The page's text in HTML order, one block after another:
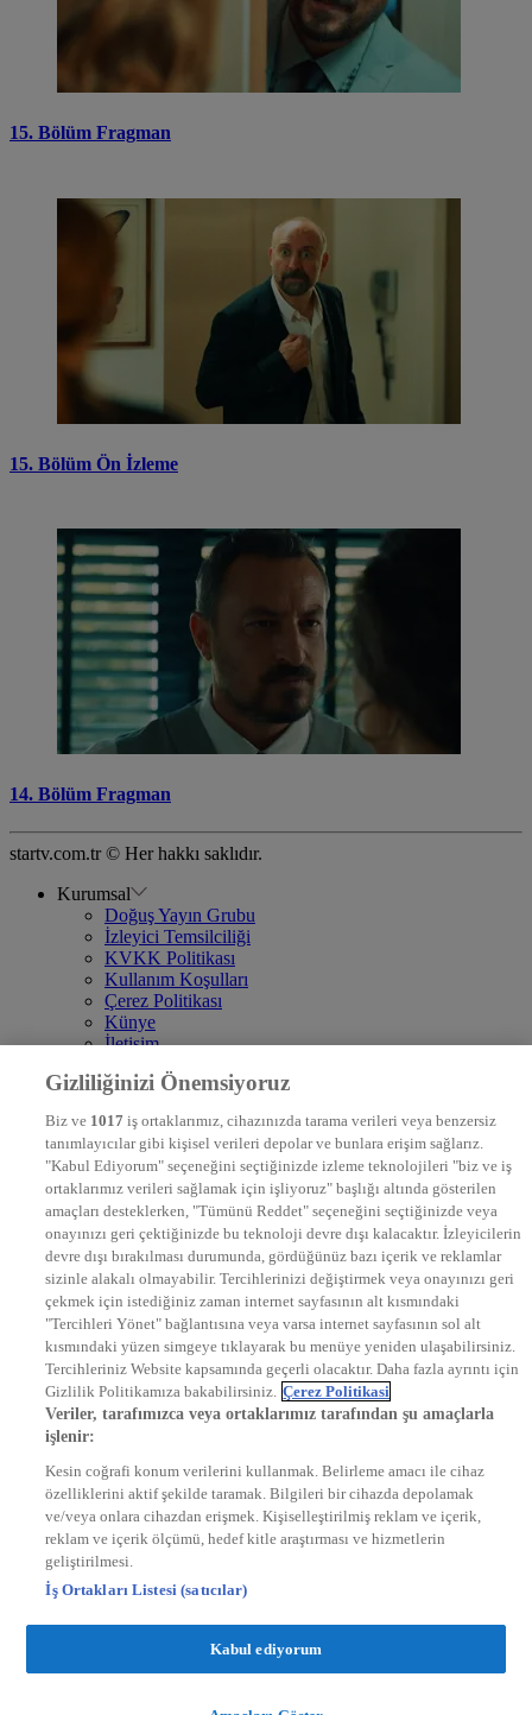
15. Bölüm Fragman
15. Bölüm Ön İzleme
14. Bölüm Fragman
startv.com.tr © Her hakkı saklıdır.
Kurumsal
Doğuş Yayın Grubu
İzleyici Temsilciliği
KVKK Politikası
Kullanım Koşulları
Çerez Politikası
Künye
İletişim
DYG Televizyonlar
STAR
EURO STAR
KRAL POP TV
DYG Radyolar
NTV RADYO
KRAL FM
KRAL POP
EKSEN
VOYAGE
DYG Dijital
ntv.com.tr
ntvspor.net
secim.ntv.com.tr
startv.com.tr
kralmuzik.com.tr
Gizliliğinizi Önemsiyoruz
Biz ve 1017 iş ortaklarımız, cihazınızda tarama verileri veya benzersiz
tanımlayıcılar gibi kişisel verileri depolar ve bunlara erişim sağlarız.
"Kabul Ediyorum" seçeneğini seçtiğinizde izleme teknolojileri "biz ve iş
ortaklarımız verileri sağlamak için işliyoruz" başlığı altında gösterilen
amaçları desteklerken, "Tümünü Reddet" seçeneğini seçtiğinizde veya
onayınızı geri çektiğinizde bu teknoloji devre dışı kalacaktır. İzleyicilerin
devre dışı bırakılması durumunda, gördüğünüz bazı içerik ve reklamlar
sizinle alakalı olmayabilir. Tercihlerinizi değiştirmek veya onayınızı geri
çekmek için istediğiniz zaman internet sayfasının alt kısmındaki
"Tercihleri Yönet" bağlantısına veya varsa internet sayfasının sol alt
kısmındaki yüzen simgeye tıklayarak bu menüye yeniden ulaşabilirsiniz.
Tercihleriniz Website kapsamında geçerli olacaktır. Daha fazla ayrıntı için
Gizlilik Politikamıza bakabilirsiniz. Çerez Politikasi
Veriler, tarafımızca veya ortaklarımız tarafından şu amaçlarla
işlenir:
Kesin coğrafi konum verilerini kullanmak. Belirleme amacı ile cihaz
özelliklerini aktif şekilde taramak. Bilgileri bir cihazda depolamak
ve/veya onlara cihazdan erişmek. Kişiselleştirilmiş reklam ve içerik,
reklam ve içerik ölçümü, hedef kitle araştırması ve hizmetlerin
geliştirilmesi.
İş Ortakları Listesi (satıcılar)
Kabul ediyorum